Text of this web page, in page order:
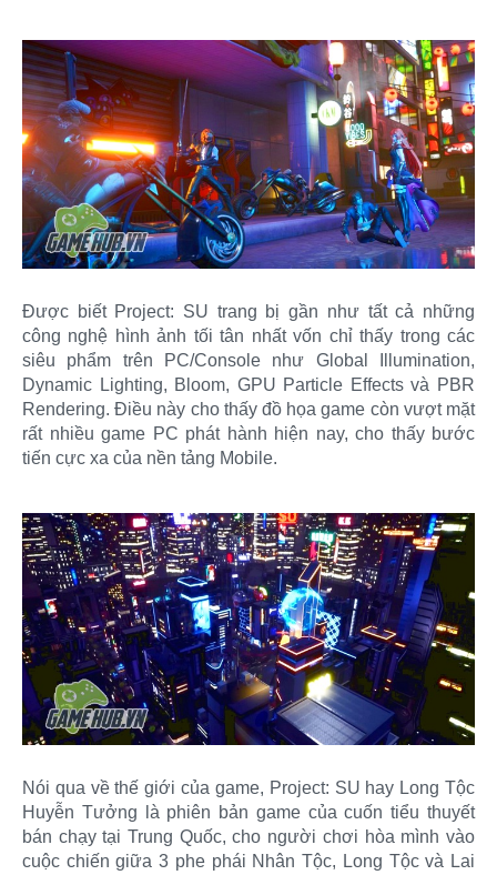
Được biết Project: SU trang bị gần như tất cả những
công nghệ hình ảnh tối tân nhất vốn chỉ thấy trong các
siêu phẩm trên PC/Console như Global Illumination,
Dynamic Lighting, Bloom, GPU Particle Effects và PBR
Rendering. Điều này cho thấy đồ họa game còn vượt mặt
rất nhiều game PC phát hành hiện nay, cho thấy bước
tiến cực xa của nền tảng Mobile.
Nói qua về thế giới của game, Project: SU hay Long Tộc
Huyễn Tưởng là phiên bản game của cuốn tiểu thuyết
bán chạy tại Trung Quốc, cho người chơi hòa mình vào
cuộc chiến giữa 3 phe phái Nhân Tộc, Long Tộc và Lai